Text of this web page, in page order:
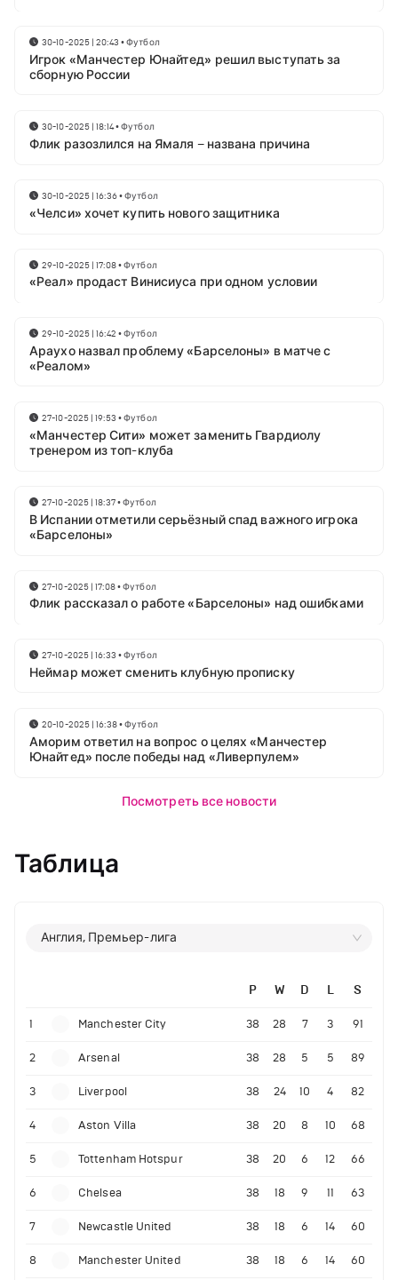
30-10-2025 | 20:43 •Футбол
Игрок «Манчестер Юнайтед» решил выступать за
сборную России
30-10-2025 | 18:14•Футбол
Флик разозлился на Ямаля – названа причина
30-10-2025 | 16:36•Футбол
«Челси» хочет купить нового защитника
29-10-2025 | 17:08•Футбол
«Реал» продаст Винисиуса при одном условии
29-10-2025 | 16:42 •Футбол
Араухо назвал проблему «Барселоны» в матче с
«Реалом»
27-10-2025 | 19:53 •Футбол
«Манчестер Сити» может заменить Гвардиолу
тренером из топ-клуба
27-10-2025 | 18:37•Футбол
В Испании отметили серьёзный спад важного игрока
«Барселоны»
27-10-2025 | 17:08•Футбол
Флик рассказал о работе «Барселоны» над ошибками
27-10-2025 | 16:33 •Футбол
Неймар может сменить клубную прописку
20-10-2025 | 16:38•Футбол
Аморим ответил на вопрос о целях «Манчестер
Юнайтед» после победы над «Ливерпулем»
Посмотреть все новости
Таблица
Англия, Премьер-лига
P W D L S
1 Manchester City 38 28 7 3 91
2 Arsenal 38 28 5 5 89
3 Liverpool 38 24 10 4 82
4 Aston Villa 38 20 8 10 68
5 Tottenham Hotspur 38 20 6 12 66
6 Chelsea 38 18 9 11 63
7 Newcastle United 38 18 6 14 60
8 Manchester United 38 18 6 14 60